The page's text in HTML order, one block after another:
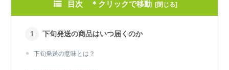
目次 ＊クリックで移動
下旬発送の商品はいつ届くのか
下旬発送の意味とは？